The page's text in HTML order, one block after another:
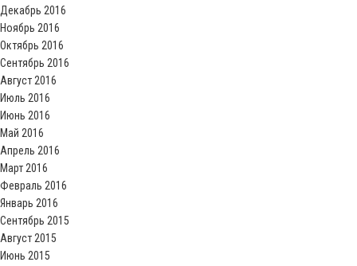
Декабрь 2016
Ноябрь 2016
Октябрь 2016
Сентябрь 2016
Август 2016
Июль 2016
Июнь 2016
Май 2016
Апрель 2016
Март 2016
Февраль 2016
Январь 2016
Сентябрь 2015
Август 2015
Июнь 2015